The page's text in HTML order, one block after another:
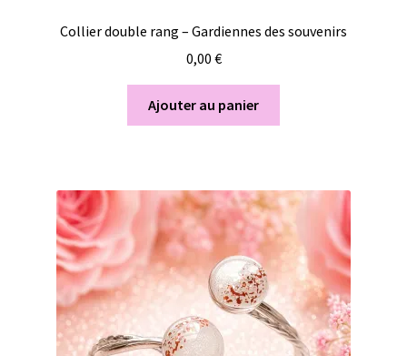
Collier double rang – Gardiennes des souvenirs
0,00 €
Ajouter au panier